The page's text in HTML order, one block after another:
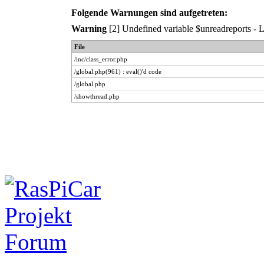
Folgende Warnungen sind aufgetreten:
Warning[2] Undefined variable $unreadreports -
File
/inc/class_error.php
/global.php(961) : eval()'d code
/global.php
/showthread.php